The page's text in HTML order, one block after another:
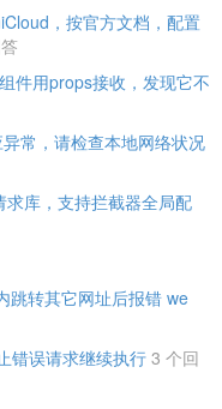
，按官方文档，配置
件用props接收，发现它不
常，请检查本地网络状况
库，支持拦截器全局配
跳转其它网址后报错 we
错误请求继续执行 3 个回